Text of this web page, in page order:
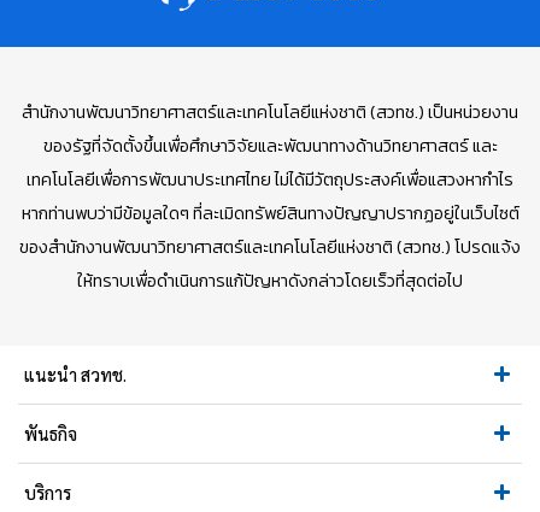
สำนักงานพัฒนาวิทยาศาสตร์และเทคโนโลยีแห่งชาติ (สวทช.) เป็นหน่วยงาน
ของรัฐที่จัดตั้งขึ้นเพื่อศึกษาวิจัยและพัฒนาทางด้านวิทยาศาสตร์ และ
เทคโนโลยีเพื่อการพัฒนาประเทศไทย ไม่ได้มีวัตถุประสงค์เพื่อแสวงหากำไร
หากท่านพบว่ามีข้อมูลใดๆ ที่ละเมิดทรัพย์สินทางปัญญาปรากฏอยู่ในเว็บไซต์
ของสำนักงานพัฒนาวิทยาศาสตร์และเทคโนโลยีแห่งชาติ (สวทช.) โปรดแจ้ง
ให้ทราบเพื่อดำเนินการแก้ปัญหาดังกล่าวโดยเร็วที่สุดต่อไป
แนะนำ สวทช.
พันธกิจ
บริการ